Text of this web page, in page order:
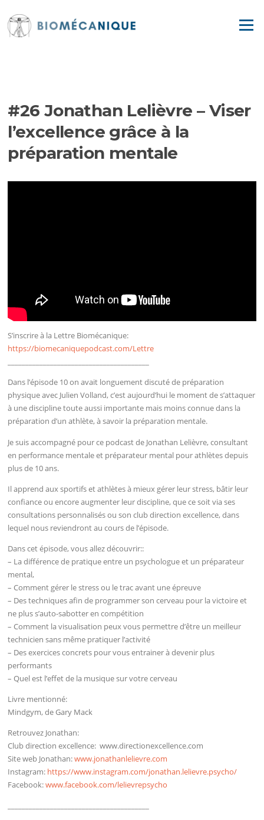
contenu
Menu
#26 Jonathan Lelièvre – Viser
l’excellence grâce à la
préparation mentale
S’inscrire à la Lettre Biomécanique:
https://biomecaniquepodcast.com/Lettre
Dans l’épisode 10 on avait longuement discuté de préparation
physique avec Julien Volland, c’est aujourd’hui le moment de s’attaquer
à une discipline toute aussi importante mais moins connue dans la
préparation d’un athlète, à savoir la préparation mentale.
Je suis accompagné pour ce podcast de Jonathan Lelièvre, consultant
en performance mentale et préparateur mental pour athlètes depuis
plus de 10 ans.
Il apprend aux sportifs et athlètes à mieux gérer leur stress, bâtir leur
confiance ou encore augmenter leur discipline, que ce soit via ses
consultations personnalisés ou son club direction excellence, dans
lequel nous reviendront au cours de l’épisode.
Dans cet épisode, vous allez découvrir::
– La différence de pratique entre un psychologue et un préparateur
mental,
– Comment gérer le stress ou le trac avant une épreuve
– Des techniques afin de programmer son cerveau pour la victoire et
ne plus s’auto-sabotter en compétition
– Comment la visualisation peux vous permettre d’être un meilleur
technicien sans même pratiquer l’activité
– Des exercices concrets pour vous entrainer à devenir plus
performants
– Quel est l’effet de la musique sur votre cerveau
Livre mentionné:
Mindgym, de Gary Mack
Retrouvez Jonathan:
Club direction excellence: www.directionexcellence.com
Site web Jonathan:www.jonathanlelievre.com
Instagram: https://www.instagram.com/jonathan.lelievre.psycho/
Facebook:www.facebook.com/lelievrepsycho